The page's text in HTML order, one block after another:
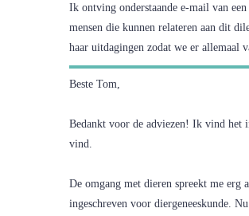
Ik ontving onderstaande e-mail van
mensen die kunnen relateren aan dit
haar uitdagingen zodat we er allemaal
Beste Tom,
Bedankt voor de adviezen! Ik vind het
vind.
De omgang met dieren spreekt me erg
ingeschreven voor diergeneeskunde.